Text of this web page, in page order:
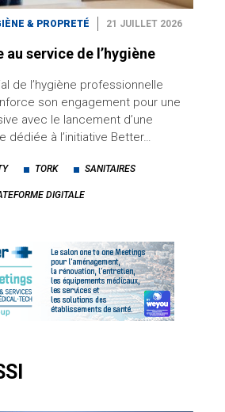
& PROPRETÉ 21 JUILLET 2026
service de l’hygiène
de l’hygiène professionnelle
son engagement pour une
avec le lancement d’une
dédiée à l’initiative Better…
TORK SANITAIRES
DIGITALE